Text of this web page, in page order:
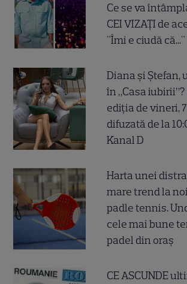
Ce se va
CEI VIZAȚI de
"Îmi e ciudă că..."
Diana și Ștefan,
în „Casa
ediția de vineri,
difuzată de la
Kanal D
Harta unei
mare trend la
padle tennis.
cele mai bune
padel din oraș
CE ASCUNDE